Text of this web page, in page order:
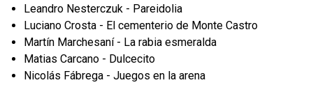
Leandro Nesterczuk - Pareidolia
Luciano Crosta - El cementerio de Monte Castro
Martín Marchesaní - La rabia esmeralda
Matias Carcano - Dulcecito
Nicolás Fábrega - Juegos en la arena